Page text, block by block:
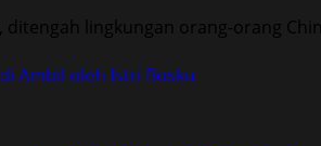
ditengah lingkungan orang-orang
Ambil oleh Istri Bosku